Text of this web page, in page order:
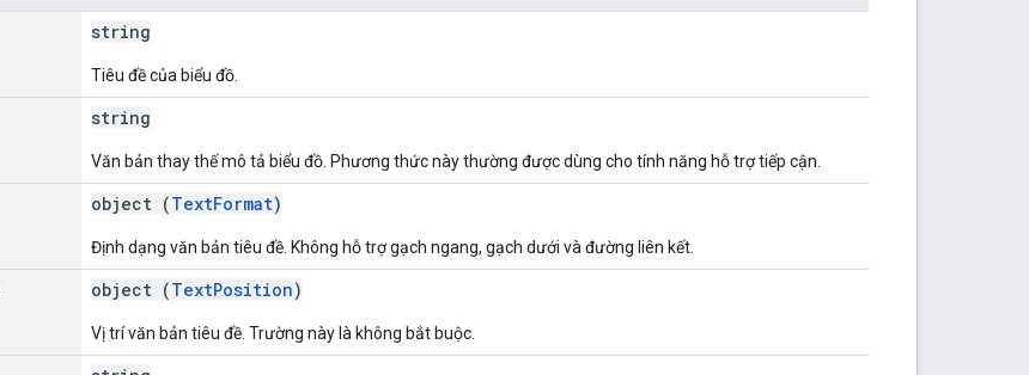
string
Tiêu đề của biểu đồ.
string
Văn bản thay thế mô tả biểu đồ. Phương thức này thường được dùng cho tính năng hỗ trợ tiếp cận.
object (TextFormat)
Định dạng văn bản tiêu đề. Không hỗ trợ gạch ngang, gạch dưới và đường liên kết.
object (TextPosition)
Vị trí văn bản tiêu đề. Trường này là không bắt buộc.